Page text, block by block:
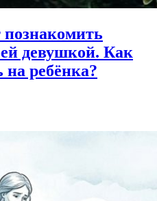
девушкой. Как
на ребёнка?